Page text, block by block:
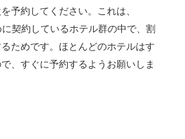
予約してください。これは、
契約しているホテル群の中で、割
ためです。ほとんどのホテルはす
、すぐに予約するようお願いしま